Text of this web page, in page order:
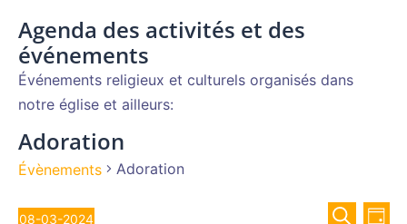
Agenda des activités et des
événements
Événements religieux et culturels organisés dans
notre église et ailleurs:
Adoration
Évènements Adoration
Évènements
08-03-2024